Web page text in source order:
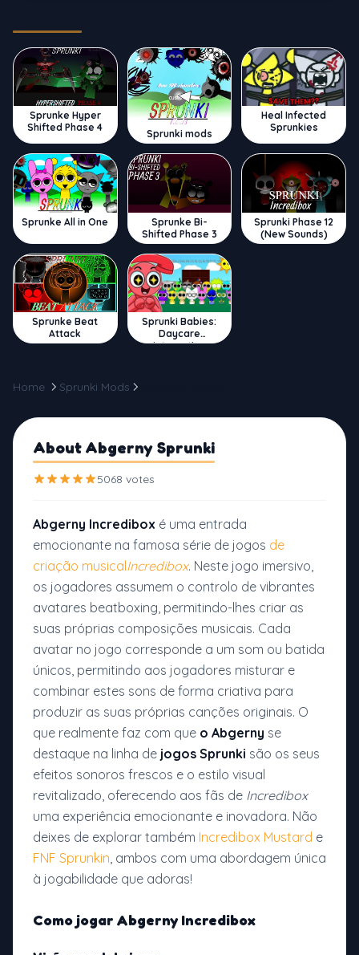
Sprunke Hyper
Shifted Phase 4
Sprunki mods
Heal Infected
Sprunkies
Sprunke All in One
Sprunke Bi-
Shifted Phase 3
Sprunki Phase 12
(New Sounds)
Sprunke Beat
Attack
Sprunki Babies:
Daycare
Interactive
Home Sprunki Mods
About Abgerny Sprunki
5068 votes
Abgerny Incredibox é uma entrada
emocionante na famosa série de jogos de
criação musicalIncredibox. Neste jogo imersivo,
os jogadores assumem o controlo de vibrantes
avatares beatboxing, permitindo-lhes criar as
suas próprias composições musicais. Cada
avatar no jogo corresponde a um som ou batida
únicos, permitindo aos jogadores misturar e
combinar estes sons de forma criativa para
produzir as suas próprias canções originais. O
que realmente faz com que o Abgerny se
destaque na linha de jogos Sprunki são os seus
efeitos sonoros frescos e o estilo visual
revitalizado, oferecendo aos fãs de Incredibox
uma experiência emocionante e inovadora. Não
deixes de explorar também Incredibox Mustard e
FNF Sprunkin, ambos com uma abordagem única
à jogabilidade que adoras!
Como jogar Abgerny Incredibox